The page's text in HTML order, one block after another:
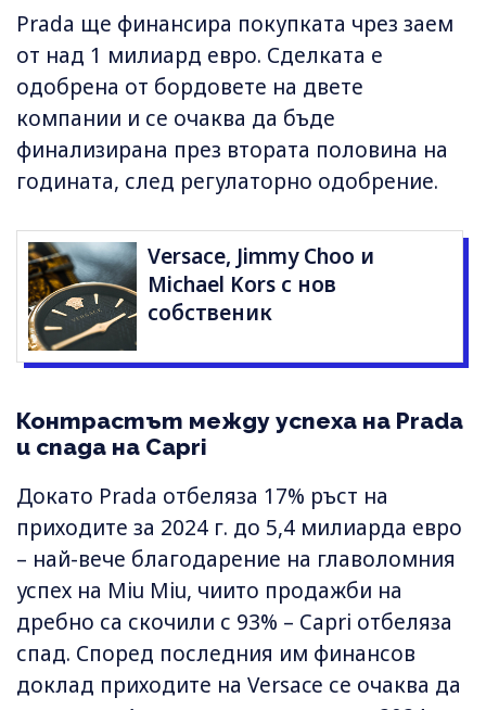
Prada ще финансира покупката чрез заем
от над 1 милиард евро. Сделката е
одобрена от бордовете на двете
компании и се очаква да бъде
финализирана през втората половина на
годината, след регулаторно одобрение.
Versace, Jimmy Choo и
Michael Kors с нов
собственик
Контрастът между успеха на Prada
и спада на Capri
Докато Prada отбеляза 17% ръст на
приходите за 2024 г. до 5,4 милиарда евро
– най-вече благодарение на главоломния
успех на Miu Miu, чиито продажби на
дребно са скочили с 93% – Capri отбеляза
спад. Според последния им финансов
доклад приходите на Versace се очаква да